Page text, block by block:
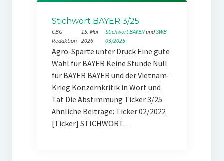
Stichwort BAYER 3/25
CBG
Redaktion
15. Mai
2026
Stichwort BAYER und SWB
03/2025
Agro-Sparte unter Druck Eine gute
Wahl für BAYER Keine Stunde Null
für BAYER BAYER und der Vietnam-
Krieg Konzernkritik in Wort und
Tat Die Abstimmung Ticker 3/25
Ähnliche Beiträge: Ticker 02/2022
[Ticker] STICHWORT…